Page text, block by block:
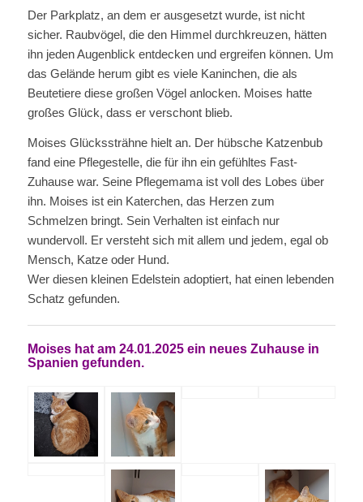
Der Parkplatz, an dem er ausgesetzt wurde, ist nicht
sicher. Raubvögel, die den Himmel durchkreuzen, hätten
ihn jeden Augenblick entdecken und ergreifen können. Um
das Gelände herum gibt es viele Kaninchen, die als
Beutetiere diese großen Vögel anlocken. Moises hatte
großes Glück, dass er verschont blieb.
Moises Glückssträhne hielt an. Der hübsche Katzenbub
fand eine Pflegestelle, die für ihn ein gefühltes Fast-
Zuhause war. Seine Pflegemama ist voll des Lobes über
ihn. Moises ist ein Katerchen, das Herzen zum
Schmelzen bringt. Sein Verhalten ist einfach nur
wundervoll. Er versteht sich mit allem und jedem, egal ob
Mensch, Katze oder Hund.
Wer diesen kleinen Edelstein adoptiert, hat einen lebenden
Schatz gefunden.
Moises hat am 24.01.2025 ein neues Zuhause in
Spanien gefunden.